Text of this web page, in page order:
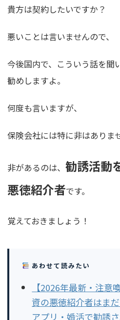
貴方は契約したいですか？
悪いことは言いませんので、
今後国内で、こういう話を聞
勧めしますよ。
何度も言いますが、
保険会社には特に非はありま
非があるのは、 勧誘活動
悪徳紹介者です。
覚えておきましょう！
あわせて読みたい
【2026年最新・注意
資の悪徳紹介者はま
アプリ・婚活で勧誘